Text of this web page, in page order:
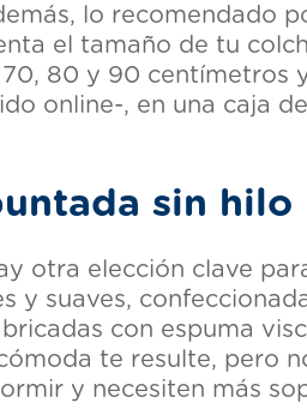
lo recomendado
el tamaño de tu
80 y 90 centímetros
online-, en una caja
sin hilo
otra elección clave
y suaves,
con espuma
te resulte, pero
y necesiten más